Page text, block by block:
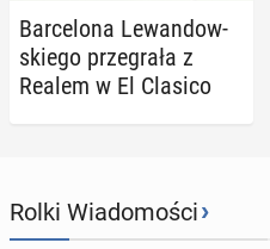
Bar­ce­lo­na Le­wan­dow­
skie­go prze­gra­ła z
Realem w El Clasico
Rolki Wiadomości›